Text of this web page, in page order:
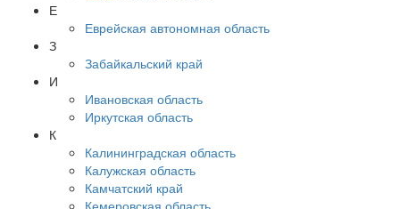
Е
Еврейская автономная область
З
Забайкальский край
И
Ивановская область
Иркутская область
К
Калининградская область
Калужская область
Камчатский край
Кемеровская область